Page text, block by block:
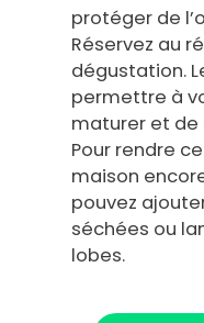
protéger de
Réservez au
dégustation.
permettre à
maturer et de
Pour rendre
maison
pouvez
séchées ou
lobes.